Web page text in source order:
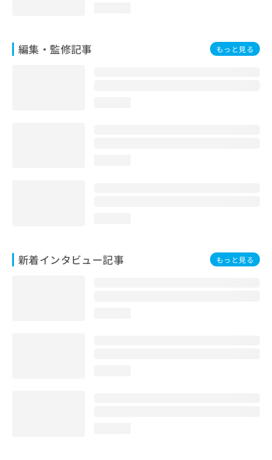
編集・監修記事 もっと見る
新着インタビュー記事 もっと見る